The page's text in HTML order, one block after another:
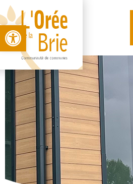
Open toolbar